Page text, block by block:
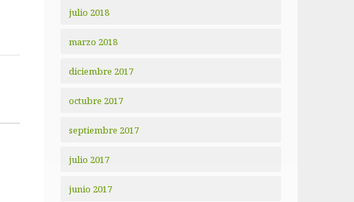
julio 2018
marzo 2018
diciembre 2017
octubre 2017
septiembre 2017
julio 2017
junio 2017